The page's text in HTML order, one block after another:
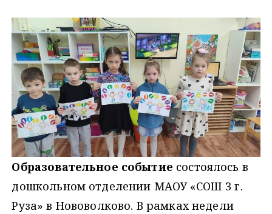
Образовательное событие состоялось в
дошкольном отделении МАОУ «СОШ 3 г.
Руза» в Нововолково. В рамках недели